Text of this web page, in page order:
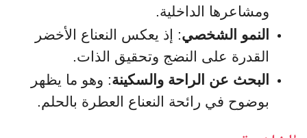
ومشاعرها الداخلية.
النمو الشخصي: إذ يعكس النعناع الأخضر
القدرة على النضج وتحقيق الذات.
البحث عن الراحة والسكينة: وهو ما يظهر
بوضوح في رائحة النعناع العطرة بالحلم.